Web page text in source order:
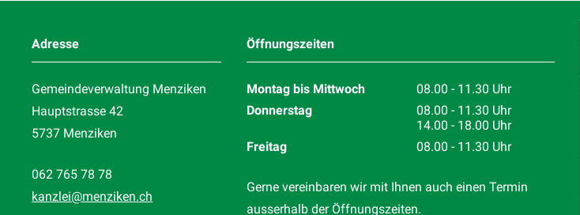
Adresse
Gemeindeverwaltung Menziken
Hauptstrasse 42
5737 Menziken
062 765 78 78
kanzlei@menziken.ch
Öffnungszeiten
Montag bis Mittwoch
08.00 - 11.30 Uhr
Donnerstag
08.00 - 11.30 Uhr
14.00 - 18.00 Uhr
Freitag
08.00 - 11.30 Uhr
Gerne vereinbaren wir mit Ihnen auch einen Termin
ausserhalb der Öffnungszeiten.